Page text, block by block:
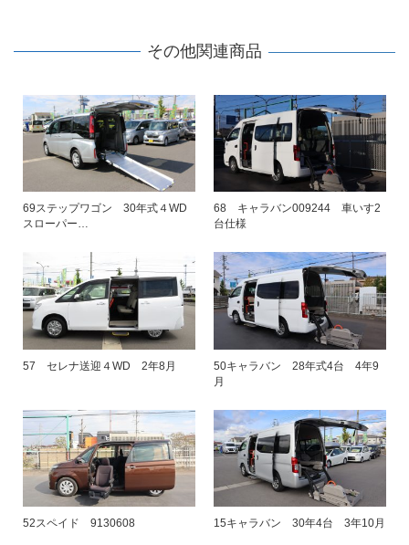
その他関連商品
69ステップワゴン 30年式４WD
スローパー…
68 キャラバン009244 車いす2
台仕様
57 セレナ送迎４WD 2年8月
50キャラバン 28年式4台 4年9
月
52スペイド 9130608 15キャラバン 30年4台 3年10月